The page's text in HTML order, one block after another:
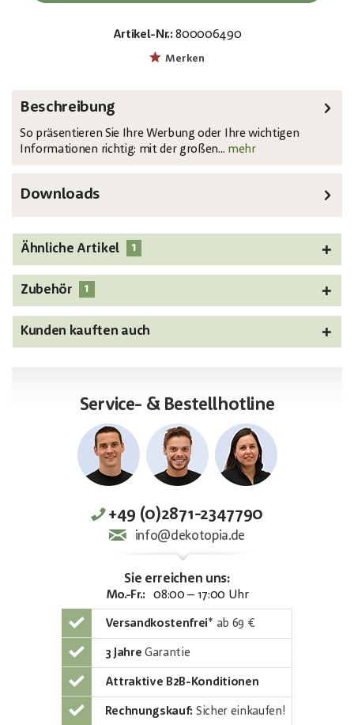
Artikel-Nr.: 800006490
Merken
Beschreibung
So präsentieren Sie Ihre Werbung oder Ihre wichtigen
Informationen richtig: mit der großen... mehr
Downloads
Ähnliche Artikel 1
Zubehör 1
Kunden kauften auch
Service- & Bestellhotline
+49 (0)2871-2347790
info@dekotopia.de
Sie erreichen uns:
Mo.-Fr.: 08:00 – 17:00 Uhr
Versandkostenfrei* ab 69 €
3 Jahre Garantie
Attraktive B2B-Konditionen
Rechnungskauf: Sicher einkaufen!